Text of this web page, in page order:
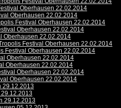
Oberhausen 22.02.2014
Oberhausen 22.02.2014
Festival Oberhausen 22.02.2014
Oberhausen 22.02.2014
Oberhausen 22.02.2014
Festival Oberhausen 22.02.2014
Festival Oberhausen 22.02.2014
Oberhausen 22.02.2014
Oberhausen 22.02.2014
Oberhausen 22.02.2014
Oberhausen 22.02.2014
29.12.2013
29.12.2013